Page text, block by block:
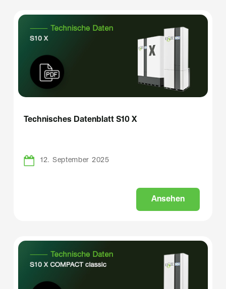
Technisches Datenblatt S10 X
12. September 2025
Ansehen